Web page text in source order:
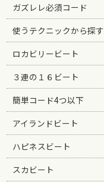
ガズレレ必須コード
使うテクニックから探す
ロカビリービート
３連の１６ビート
簡単コード4つ以下
アイランドビート
ハピネスビート
スカビート